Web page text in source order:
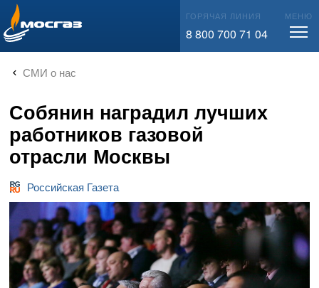
info@mos-gaz.ru ГОРЯЧАЯ ЛИНИЯ
8 800 700 71 04
МЕНЮ
СМИ о нас
Собянин наградил лучших
работников газовой
отрасли Москвы
Российская Газета